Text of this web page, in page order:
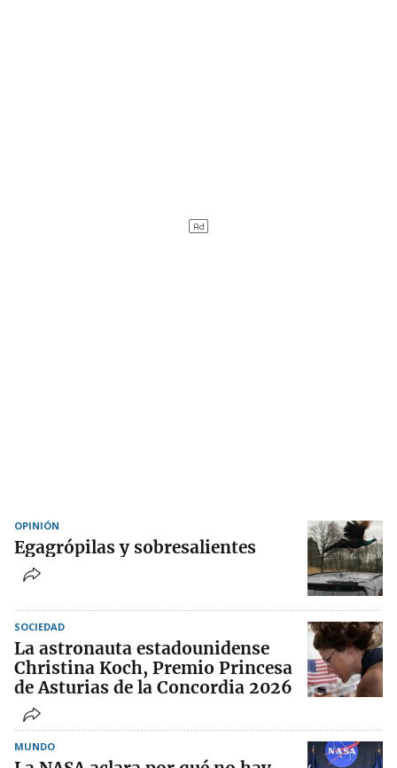
OPINIÓN
Egagrópilas y sobresalientes
SOCIEDAD
La astronauta estadounidense
Christina Koch, Premio Princesa
de Asturias de la Concordia 2026
MUNDO